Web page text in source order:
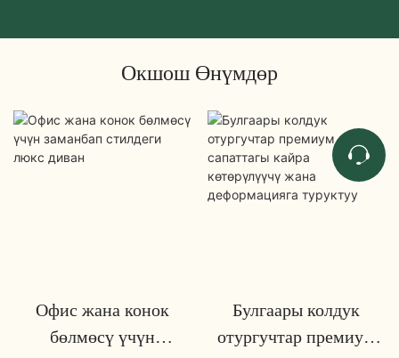
Окшош Өнүмдөр
Офис жана конок
бөлмөсү үчүн
Булгаары колдук
отургучтар премиум